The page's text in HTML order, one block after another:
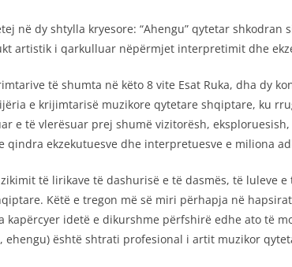
në dy shtylla kryesore: “Ahengu” qytetar shkodran
artistik i qarkulluar nëpërmjet interpretimit dhe
të shumta në këto 8 vite Esat Ruka, dha dy
e krijimtarisë muzikore qytetare shqiptare, ku
e të vlerësuar prej shumë vizitorësh,
ekzekutuesve dhe interpretuesve e miliona
të lirikave të dashurisë e të dasmës, të luleve
Këtë e tregon më së miri përhapja në
idetë e dikurshme përfshirë edhe ato të
është shtrati profesional i artit muzikor